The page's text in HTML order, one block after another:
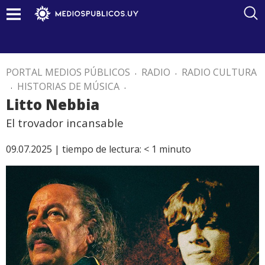
PORTAL MEDIOS PÚBLICOS . RADIO . RADIO CULTURA
. HISTORIAS DE MÚSICA .
Litto Nebbia
El trovador incansable
09.07.2025 | tiempo de lectura: < 1 minuto